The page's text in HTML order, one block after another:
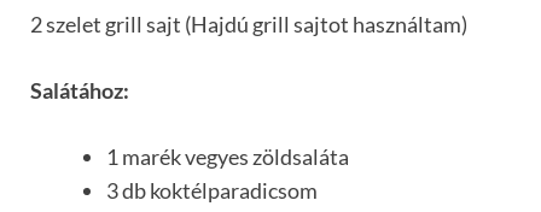
2 szelet grill sajt (Hajdú grill sajtot használtam)
Salátához:
1 marék vegyes zöldsaláta
3 db koktélparadicsom